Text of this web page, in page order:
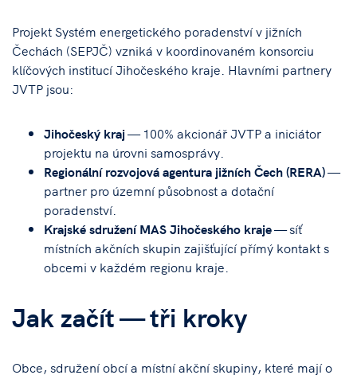
Projekt Systém energetického poradenství v jižních
Čechách (SEPJČ) vzniká v koordinovaném konsorciu
klíčových institucí Jihočeského kraje. Hlavními partnery
JVTP jsou:
Jihočeský kraj— 100% akcionář JVTP a iniciátor
projektu na úrovni samosprávy.
Regionální rozvojová agentura jižních Čech (RERA)—
partner pro územní působnost a dotační
poradenství.
Krajské sdružení MAS Jihočeského kraje— síť
místních akčních skupin zajišťující přímý kontakt s
obcemi v každém regionu kraje.
Jak začít — tři kroky
Obce, sdružení obcí a místní akční skupiny, které mají o